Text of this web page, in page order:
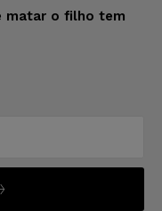
matar o filho tem